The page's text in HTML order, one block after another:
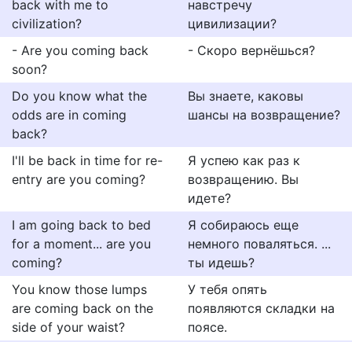
back with me to
civilization?
навстречу
цивилизации?
- Are you coming back
soon?
- Скоро вернёшься?
Do you know what the
odds are in coming
back?
Вы знаете, каковы
шансы на возвращение?
I'll be back in time for re-
entry are you coming?
Я успею как раз к
возвращению. Вы
идете?
I am going back to bed
for a moment... are you
coming?
Я собираюсь еще
немного поваляться. ...
ты идешь?
You know those lumps
are coming back on the
side of your waist?
У тебя опять
появляются складки на
поясе.